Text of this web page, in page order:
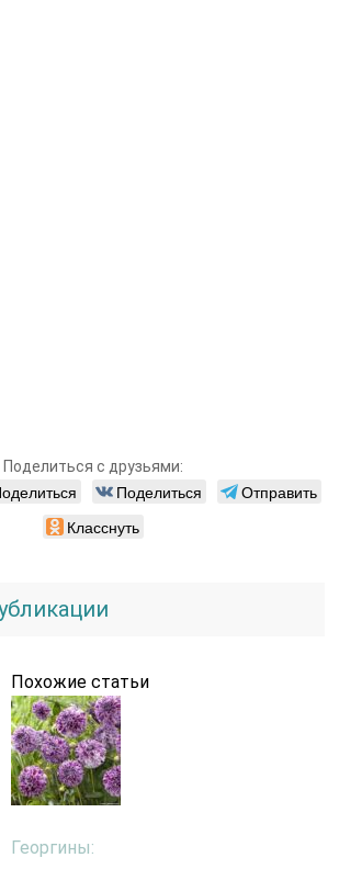
Поделиться с друзьями:
Поделиться
Отправить
Класснуть
Похожие статьи
Георгины: